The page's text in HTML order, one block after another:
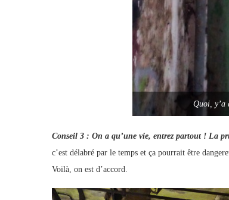
Quoi, y’a
Conseil 3 : On a qu’une vie, entrez partout ! La
c’est délabré par le temps et ça pourrait être
Voilà, on est d’accord.